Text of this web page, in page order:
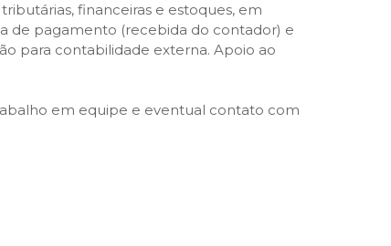
financeiras e estoques, em
de pagamento (recebida do contador) e
para contabilidade externa. Apoio ao
em equipe e eventual contato com